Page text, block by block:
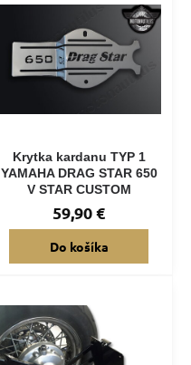
Krytka kardanu TYP 1
YAMAHA DRAG STAR 650
V STAR CUSTOM
59,90 €
Do košíka